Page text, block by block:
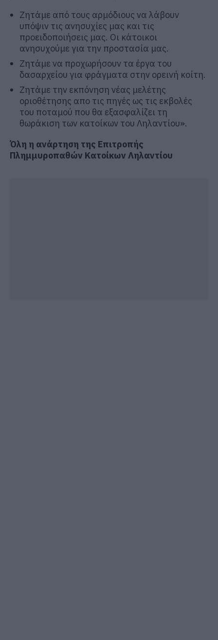
Ζητάμε από τους αρμόδιους να λάβουν
υπόψιν τις ανησυχίες μας και τις
προειδοποιήσεις μας. Οι κάτοικοι
ανησυχούμε για την προστασία μας.
Ζητάμε να προχωρήσουν τα έργα του
δασαρχείου για φράγματα στην ορεινή κοίτη.
Ζητάμε την εκπόνηση νέας μελέτης
οριοθέτησης απο τις πηγές ως τις εκβολές
του ποταμού που θα εξασφαλίζει τη
θωράκιση των κατοίκων του Ληλαντίου».
Όλη η ανάρτηση της Επιτροπής
Πλημμυροπαθών Κατοίκων Ληλαντίου